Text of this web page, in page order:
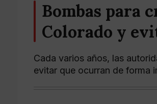
Bombas para
Colorado y
Cada varios años, las
evitar que ocurran de forma